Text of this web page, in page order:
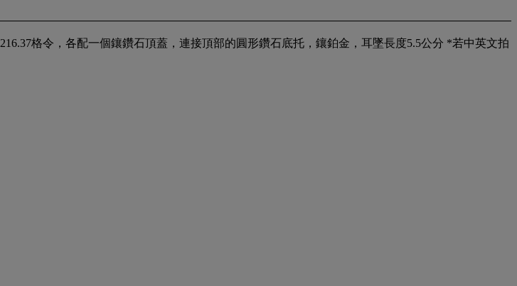
格令，各配一個鑲鑽石頂蓋，連接頂部的圓形鑽石底托，鑲鉑金，耳墜長度5.5公分 *若中英文拍